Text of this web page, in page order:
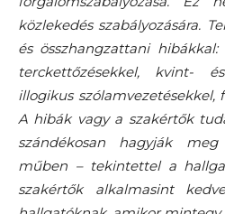
közlekedés szabályozására.
és összhangzattani hibákkal:
terckettőzésekkel,
kvint- és
illogikus szólamvezetésekkel,
A hibák vagy a szakértők
szándékosan hagyják
műben – tekintettel a
szakértők alkalmasint